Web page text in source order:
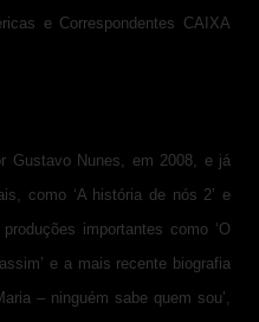
e Correspondentes CAIXA
Gustavo Nunes, em 2008, e já
como ‘A história de nós 2’ e
importantes como ‘O
e a mais recente biografia
– ninguém sabe quem sou’,